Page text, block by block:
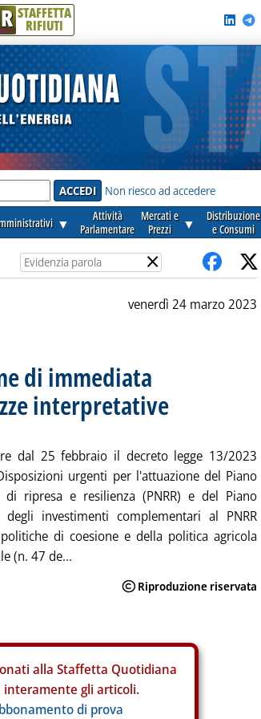
R STAFFETTA
RIFIUTI
Non riesco ad accedere
▼
Attività
Parlamentare
Mercati e
Prezzi
▼
Distribuzione
e Consumi
×
venerdì 24 marzo 2023
di immediata
interpretative
dal 25 febbraio il decreto legge 13/2023
urgenti per l'attuazione del Piano
di ripresa e resilienza (PNRR) e del Piano
degli investimenti complementari al PNRR
di coesione e della politica agricola
(n. 47 de...
alla Staffetta Quotidiana
interamente gli articoli.
di prova